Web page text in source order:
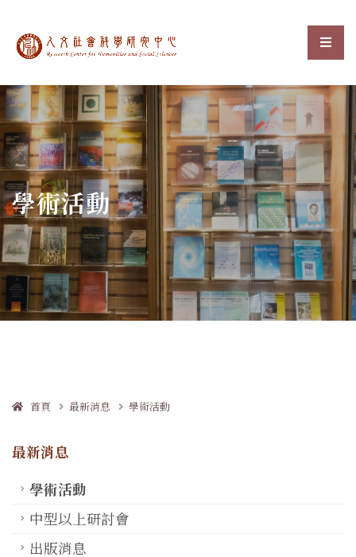
中央研究院人文社會科選
:::
學術活動
首頁 最新消息 學術活動
最新消息
學術活動
中型以上研討會
出版消息